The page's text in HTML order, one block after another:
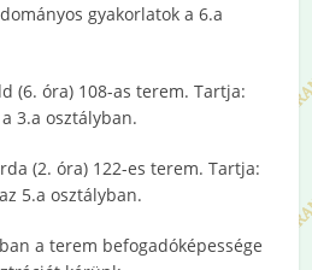
gyakorlatok a 6.a
(6. óra) 108-as terem. Tartja:
3.a osztályban.
(2. óra) 122-es terem. Tartja:
5.a osztályban.
a terem befogadóképessége